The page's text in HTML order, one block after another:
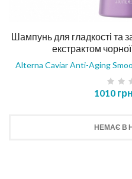
Шампунь для гладкості та
екстрактом
Alterna Caviar Anti-Aging
1010 грн
НЕМАЄ В